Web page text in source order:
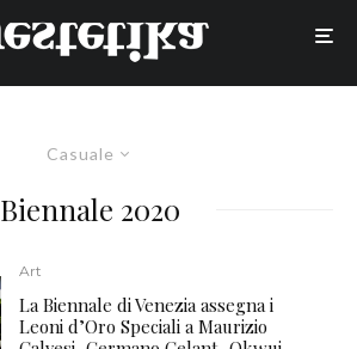
Casuale
Biennale 2020
Art
La Biennale di Venezia assegna i
Leoni d’Oro Speciali a Maurizio